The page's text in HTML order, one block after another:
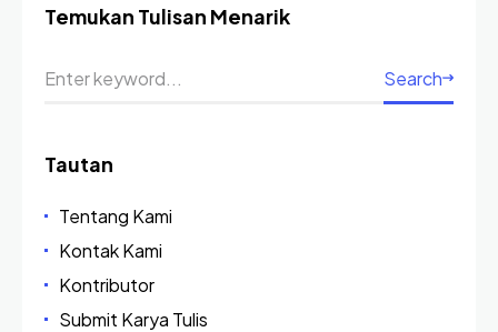
Temukan Tulisan Menarik
Search
Tautan
Tentang Kami
Kontak Kami
Kontributor
Submit Karya Tulis